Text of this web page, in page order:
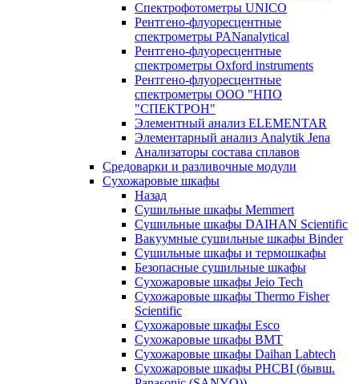
Спектрофотометры UNICO
Рентгено-флуоресцентные
спектрометры PANanalytical
Рентгено-флуоресцентные
спектрометры Oxford instruments
Рентгено-флуоресцентные
спектрометры ООО "НПО
"СПЕКТРОН"
Элементный анализ ELEMENTAR
Элементарный анализ Analytik Jena
Анализаторы состава сплавов
Средоварки и разливочные модули
Сухожаровые шкафы
Назад
Сушильные шкафы Memmert
Сушильные шкафы DAIHAN Scientific
Вакуумные сушильные шкафы Binder
Сушильные шкафы и термошкафы
Безопасные сушильные шкафы
Сухожаровые шкафы Jeio Tech
Сухожаровые шкафы Thermo Fisher
Scientific
Сухожаровые шкафы Esco
Сухожаровые шкафы BMT
Сухожаровые шкафы Daihan Labtech
Сухожаровые шкафы PHCBI (бывш.